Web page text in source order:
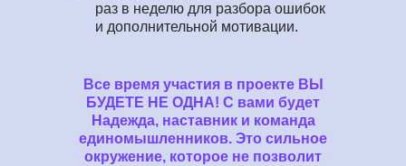
раз в неделю для разбора ошибок
и дополнительной мотивации.
Все время участия в проекте ВЫ
БУДЕТЕ НЕ ОДНА! С вами будет
Надежда, наставник и команда
единомышленников. Это сильное
окружение, которое не позволит